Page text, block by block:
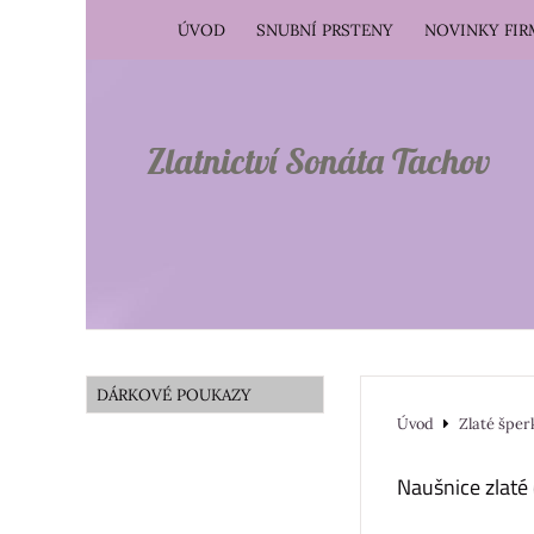
Zlatnictví Sonáta Tachov
ÚVOD SNUBNÍ PRSTENY NOVINKY
Úvod Zlaté
Naušnice
DÁRKOVÉ POUKAZY